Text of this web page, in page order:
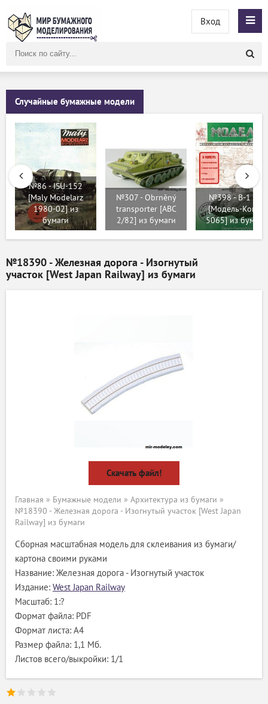
сайту
Вход
Случайные бумажные модели
№86 - ISU-152
[Maly Modelarz
1980-02] из
бумаги
№307 - Obrněný
transporter [ABC
2/82] из бумаги
№398 - B-1 bis
[Модель-Копия
5065] из бумаги
№18390 - Железная дорога - Изогнутый
участок [West Japan Railway] из бумаги
Скачать файл!
Главная » Бумажные модели » Архитектура из бумаги »
№18390 - Железная дорога - Изогнутый участок [West Japan
Railway] из бумаги
Сборная масштабная модель для склеивания из бумаги/
картона своими руками
Название: Железная дорога - Изогнутый участок
Издание: West Japan Railway
Масштаб: 1:?
Формат файла: PDF
Формат листа: А4
Размер файла: 1,1 Мб.
Листов всего/выкройки: 1/1